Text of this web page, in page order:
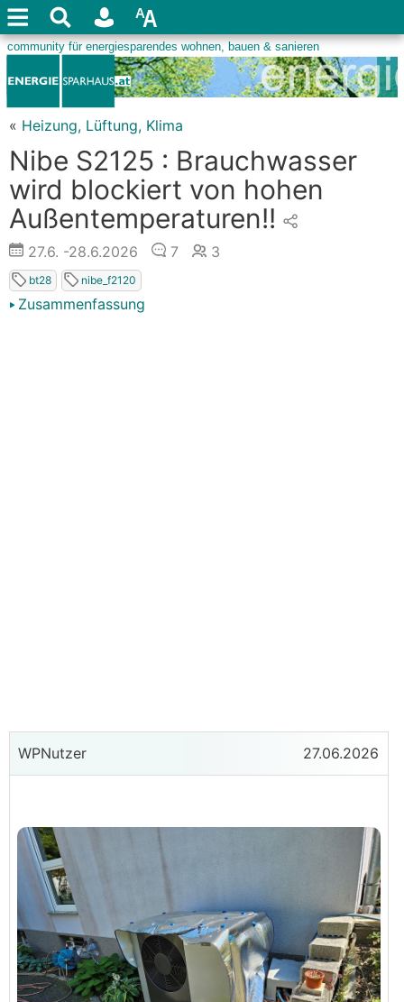
« Heizung, Lüftung, Klima
Nibe S2125 : Brauchwasser
wird blockiert von hohen
Außentemperaturen!!
27.6. -28.6.2026 7 3
bt28 nibe_f2120
Zusammenfassung
WPNutzer 27.06.2026